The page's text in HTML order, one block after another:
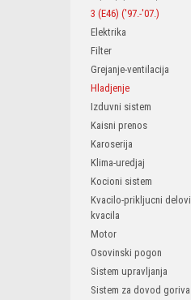
3 (E46) ('97.-'07.)
Elektrika
Filter
Grejanje-ventilacija
Hladjenje
Izduvni sistem
Kaisni prenos
Karoserija
Klima-uredjaj
Kocioni sistem
Kvacilo-prikljucni delovi
kvacila
Motor
Osovinski pogon
Sistem upravljanja
Sistem za dovod goriva